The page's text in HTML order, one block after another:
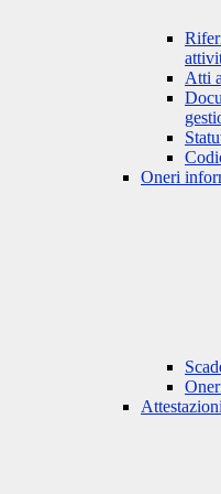
Atti
Oneri